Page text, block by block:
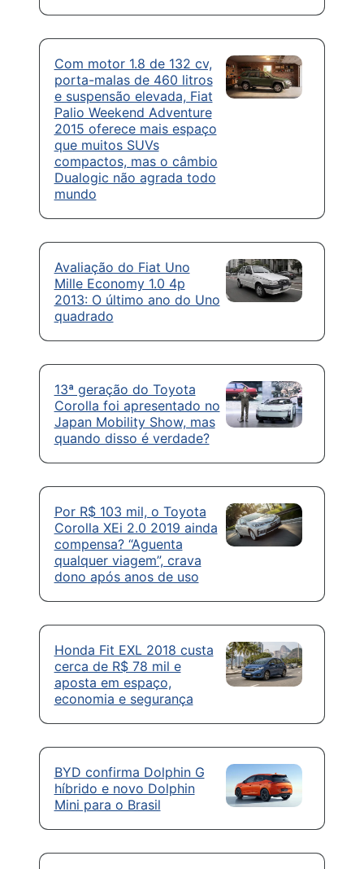
Com motor 1.8 de 132 cv,
porta-malas de 460 litros
e suspensão elevada, Fiat
Palio Weekend Adventure
2015 oferece mais espaço
que muitos SUVs
compactos, mas o câmbio
Dualogic não agrada todo
mundo
Avaliação do Fiat Uno
Mille Economy 1.0 4p
2013: O último ano do Uno
quadrado
13ª geração do Toyota
Corolla foi apresentado no
Japan Mobility Show, mas
quando disso é verdade?
Por R$ 103 mil, o Toyota
Corolla XEi 2.0 2019 ainda
compensa? “Aguenta
qualquer viagem”, crava
dono após anos de uso
Honda Fit EXL 2018 custa
cerca de R$ 78 mil e
aposta em espaço,
economia e segurança
BYD confirma Dolphin G
híbrido e novo Dolphin
Mini para o Brasil